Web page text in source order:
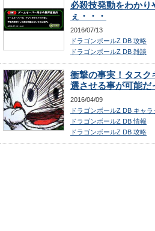
必殺技発動をわか
ぇ・・・
2016/07/13
ドラゴンボールZ DB 攻略
ドラゴンボールZ DB 雑談
衝撃の事実！タスク
選させる事が可能だ
2016/04/09
ドラゴンボールZ DB キャラ
ドラゴンボールZ DB 情報
ドラゴンボールZ DB 攻略